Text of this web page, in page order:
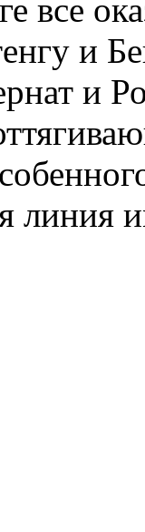
все
и
и
линия